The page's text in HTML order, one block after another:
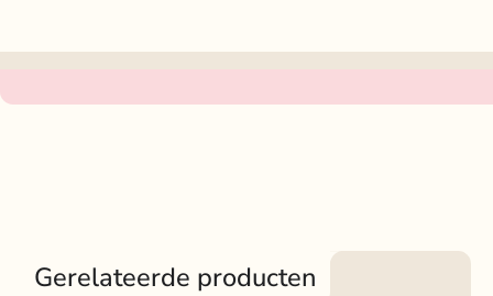
Gerelateerde producten